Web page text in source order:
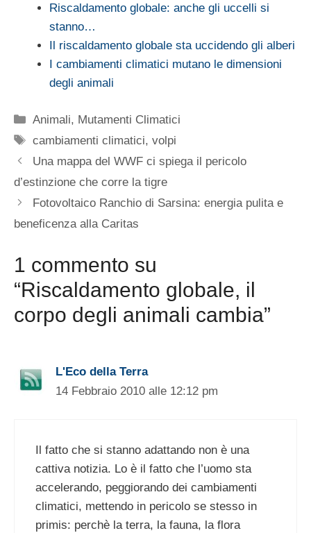
Riscaldamento globale: anche gli uccelli si
stanno…
Il riscaldamento globale sta uccidendo gli alberi
I cambiamenti climatici mutano le dimensioni
degli animali
Categorie
Animali, Mutamenti Climatici
Tag
cambiamenti climatici,volpi
Una mappa del WWF ci spiega il pericolo
d’estinzione che corre la tigre
Fotovoltaico Ranchio di Sarsina: energia pulita e
beneficenza alla Caritas
1 commento su
“Riscaldamento globale, il
corpo degli animali cambia”
L'Eco della Terra
14 Febbraio 2010 alle 12:12 pm
Il fatto che si stanno adattando non è una
cattiva notizia. Lo è il fatto che l’uomo sta
accelerando, peggiorando dei cambiamenti
climatici, mettendo in pericolo se stesso in
primis: perchè la terra, la fauna, la flora